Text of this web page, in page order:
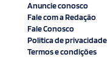
Anuncie conosco
Fale com a Redação
Fale Conosco
Politica de privacidade
Termos e condições